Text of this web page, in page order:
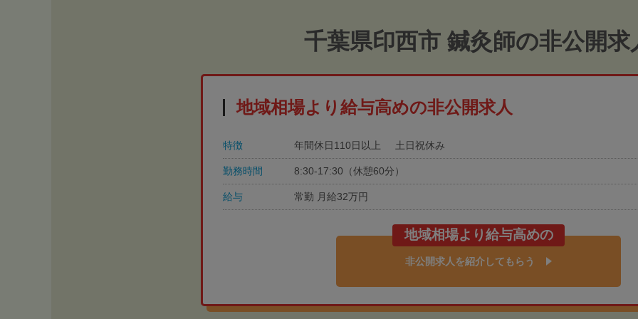
千葉県印西市 鍼灸師の非公開求
地域相場より給与高めの非公開求人
特徴 年間休日110日以上 土日祝休み
勤務時間 8:30-17:30（休憩60分）
給与 常勤 月給32万円
地域相場より給与高めの
非公開求人を紹介してもらう